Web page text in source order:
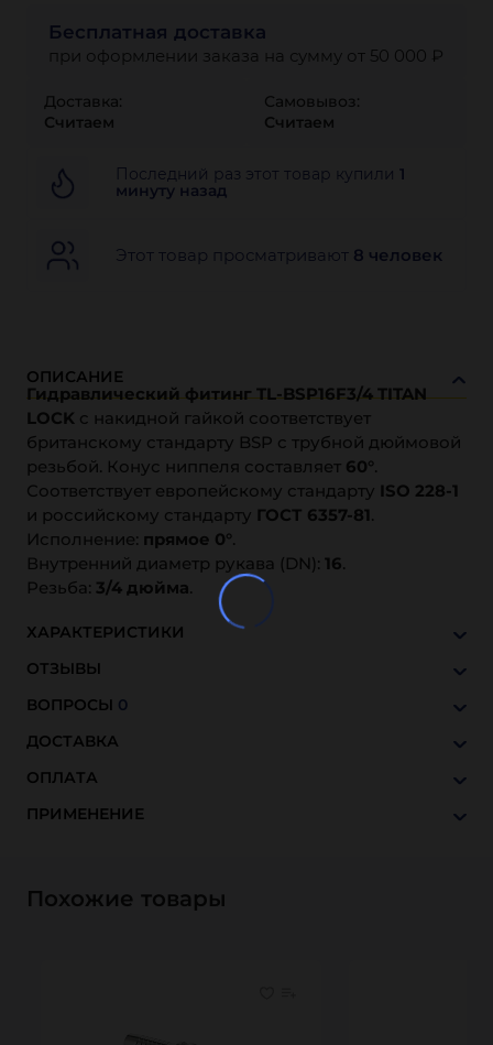
Бесплатная доставка
при оформлении заказа на сумму от 50 000 ₽
Доставка:
Считаем
Самовывоз:
Считаем
Последний раз этот товар купили 1
минуту назад
Этот товар просматривают 8 человек
ОПИСАНИЕ
Гидравлический фитинг TL-BSP16F3/4 TITAN
LOCK с накидной гайкой соответствует
британскому стандарту BSP с трубной дюймовой
резьбой. Конус ниппеля составляет 60°.
Соответствует европейскому стандарту ISO 228-1
и российскому стандарту ГОСТ 6357-81.
Исполнение: прямое 0°.
Внутренний диаметр рукава (DN): 16.
Резьба: 3/4 дюйма.
ХАРАКТЕРИСТИКИ
ОТЗЫВЫ
ВОПРОСЫ 0
ДОСТАВКА
ОПЛАТА
ПРИМЕНЕНИЕ
Похожие товары